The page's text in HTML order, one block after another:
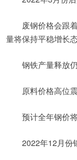
废钢价格会跟
量将保持平稳增长
钢铁产量释放
原料价格高位
预计全年钢价
2022年12月份